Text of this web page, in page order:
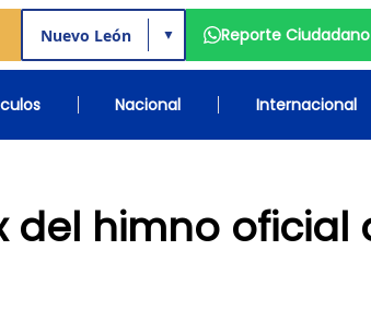
▼ Reporte Ciudadano
Nacional Internacional
del himno oficial